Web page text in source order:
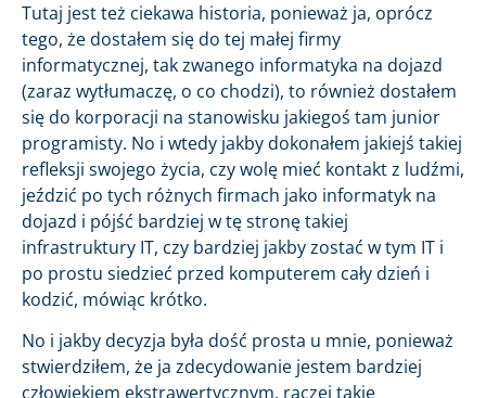
Tutaj jest też ciekawa historia, ponieważ ja, oprócz
tego, że dostałem się do tej małej firmy
informatycznej, tak zwanego informatyka na dojazd
(zaraz wytłumaczę, o co chodzi), to również dostałem
się do korporacji na stanowisku jakiegoś tam junior
programisty. No i wtedy jakby dokonałem jakiejś takiej
refleksji swojego życia, czy wolę mieć kontakt z ludźmi,
jeździć po tych różnych firmach jako informatyk na
dojazd i pójść bardziej w tę stronę takiej
infrastruktury IT, czy bardziej jakby zostać w tym IT i
po prostu siedzieć przed komputerem cały dzień i
kodzić, mówiąc krótko.
No i jakby decyzja była dość prosta u mnie, ponieważ
stwierdziłem, że ja zdecydowanie jestem bardziej
człowiekiem ekstrawertycznym, raczej takie